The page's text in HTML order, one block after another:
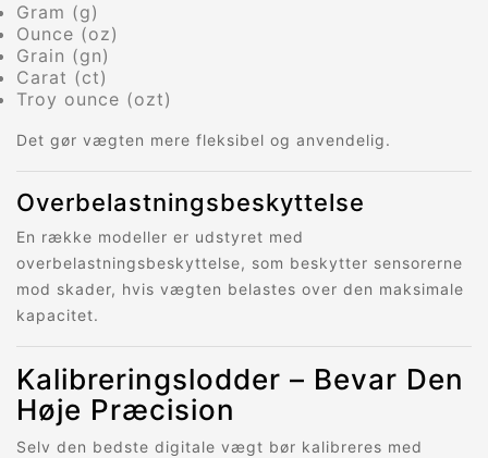
Gram (g)
Ounce (oz)
Grain (gn)
Carat (ct)
Troy ounce (ozt)
Det gør vægten mere fleksibel og anvendelig.
Overbelastningsbeskyttelse
En række modeller er udstyret med
overbelastningsbeskyttelse, som beskytter sensorerne
mod skader, hvis vægten belastes over den maksimale
kapacitet.
Kalibreringslodder – Bevar Den
Høje Præcision
Selv den bedste digitale vægt bør kalibreres med